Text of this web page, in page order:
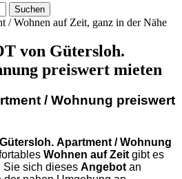
von Gütersloh.
preiswert mieten
/ Wohnung preiswert
Apartment / Wohnung
Wohnen auf Zeit gibt es
Sie sich dieses Angebot an